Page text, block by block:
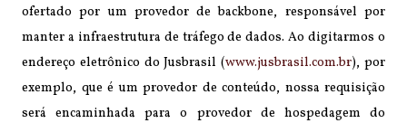
ofertado por um provedor de backbone, responsável por
manter a infraestrutura de tráfego de dados. Ao digitarmos o
endereço eletrônico do Jusbrasil (www.jusbrasil.com.br), por
exemplo, que é um provedor de conteúdo, nossa requisição
será encaminhada para o provedor de hospedagem do